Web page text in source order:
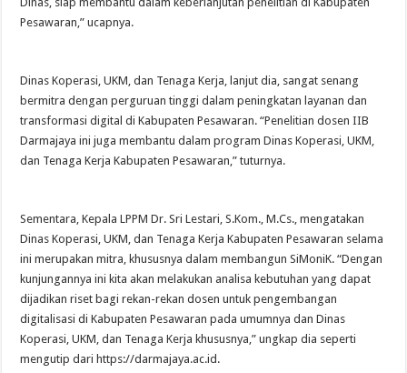
Pesawaran,” ucapnya.
Dinas Koperasi, UKM, dan Tenaga Kerja, lanjut dia, sangat senang
bermitra dengan perguruan tinggi dalam peningkatan layanan dan
transformasi digital di Kabupaten Pesawaran. “Penelitian dosen IIB
Darmajaya ini juga membantu dalam program Dinas Koperasi, UKM,
dan Tenaga Kerja Kabupaten Pesawaran,” tuturnya.
Sementara, Kepala LPPM Dr. Sri Lestari, S.Kom., M.Cs., mengatakan
Dinas Koperasi, UKM, dan Tenaga Kerja Kabupaten Pesawaran selama
ini merupakan mitra, khususnya dalam membangun SiMoniK. “Dengan
kunjungannya ini kita akan melakukan analisa kebutuhan yang dapat
dijadikan riset bagi rekan-rekan dosen untuk pengembangan
digitalisasi di Kabupaten Pesawaran pada umumnya dan Dinas
Koperasi, UKM, dan Tenaga Kerja khususnya,” ungkap dia seperti
mengutip dari https://darmajaya.ac.id.